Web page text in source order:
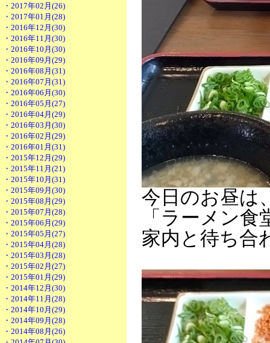
・2017年02月(26)
・2017年01月(28)
・2016年12月(30)
・2016年11月(30)
・2016年10月(30)
・2016年09月(29)
・2016年08月(31)
・2016年07月(31)
・2016年06月(30)
・2016年05月(27)
・2016年04月(29)
・2016年03月(30)
・2016年02月(29)
・2016年01月(31)
・2015年12月(29)
・2015年11月(21)
・2015年10月(31)
・2015年09月(30)
・2015年08月(29)
・2015年07月(28)
・2015年06月(29)
・2015年05月(27)
・2015年04月(28)
・2015年03月(28)
・2015年02月(27)
・2015年01月(29)
・2014年12月(30)
・2014年11月(28)
・2014年10月(29)
・2014年09月(28)
・2014年08月(26)
今日のお昼は
「ラーメン
家内と待ち合